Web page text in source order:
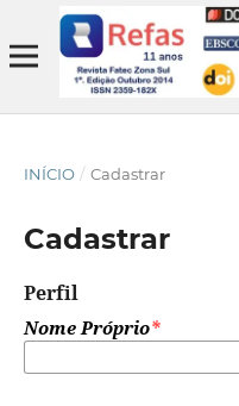
INÍCIO / Cadastrar
Cadastrar
Perfil
Nome Próprio*